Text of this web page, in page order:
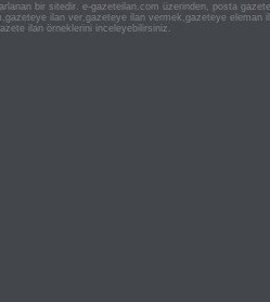
bir sitedir. e-gazeteilan.com üzerinden, posta
ilan ver,gazeteye ilan vermek,gazeteye eleman
ilan örneklerini inceleyebilirsiniz.